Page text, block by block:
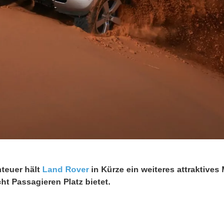
hält Land Roverin Kürze ein weiteres attraktives
Passagieren Platz bietet.